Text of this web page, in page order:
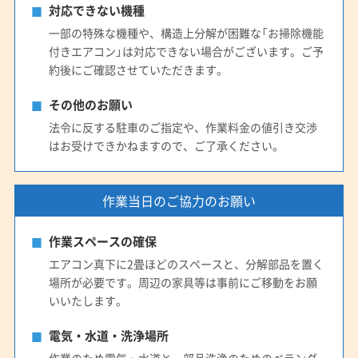
対応できない機種
一部の特殊な機種や、構造上分解が困難な「お掃除機能
付きエアコン」は対応できない場合がございます。ご予
約後にご確認させていただきます。
その他のお願い
法令に反する駐車のご指定や、作業料金の値引き交渉
はお受けできかねますので、ご了承ください。
作業当日のご協力のお願い
作業スペースの確保
エアコン真下に2畳ほどのスペースと、分解部品を置く
場所が必要です。周辺の家具等は事前にご移動をお願
いいたします。
電気・水道・洗浄場所